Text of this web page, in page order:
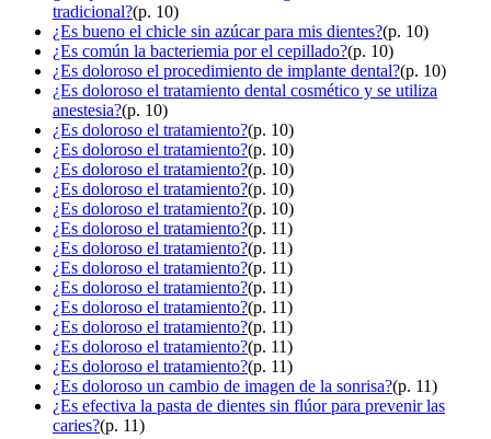
tradicional?(p. 10)
¿Es bueno el chicle sin azúcar para mis dientes?(p. 10)
¿Es común la bacteriemia por el cepillado?(p. 10)
¿Es doloroso el procedimiento de implante dental?(p. 10)
¿Es doloroso el tratamiento dental cosmético y se utiliza
anestesia?(p. 10)
¿Es doloroso el tratamiento?(p. 10)
¿Es doloroso el tratamiento?(p. 10)
¿Es doloroso el tratamiento?(p. 10)
¿Es doloroso el tratamiento?(p. 10)
¿Es doloroso el tratamiento?(p. 10)
¿Es doloroso el tratamiento?(p. 11)
¿Es doloroso el tratamiento?(p. 11)
¿Es doloroso el tratamiento?(p. 11)
¿Es doloroso el tratamiento?(p. 11)
¿Es doloroso el tratamiento?(p. 11)
¿Es doloroso el tratamiento?(p. 11)
¿Es doloroso el tratamiento?(p. 11)
¿Es doloroso el tratamiento?(p. 11)
¿Es doloroso un cambio de imagen de la sonrisa?(p. 11)
¿Es efectiva la pasta de dientes sin flúor para prevenir las
caries?(p. 11)